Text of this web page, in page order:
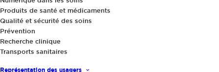
Produits de santé et médicaments
Qualité et sécurité des soins
Prévention
Recherche clinique
Transports sanitaires
Représentation des usagers
Pour mieux connaître les représentants
des usagers, donnons-leur la parole :